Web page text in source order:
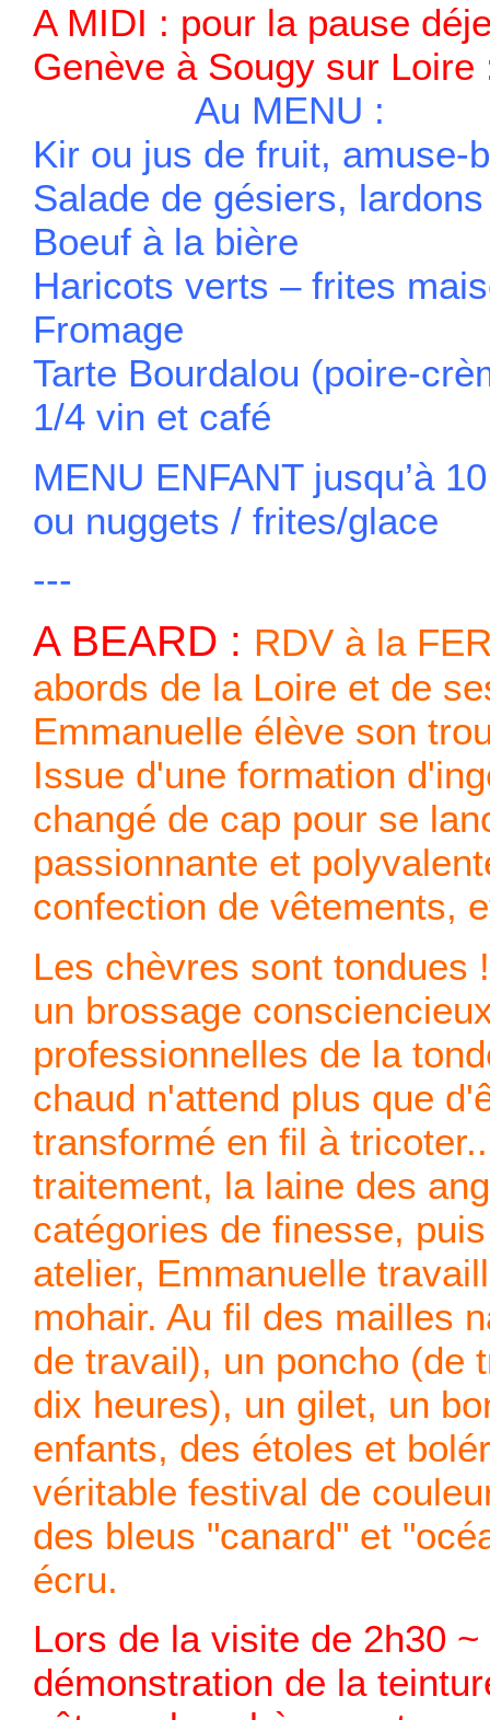
A MIDI : pour la pause
Genève à Sougy sur Loire
Au MENU :
Kir ou jus de fruit, amuse-
Salade de gésiers, lardons
Boeuf à la bière
Haricots verts – frites
Fromage
Tarte Bourdalou (poire-
1/4 vin et café
MENU ENFANT jusqu’à
ou nuggets / frites/glace
---
A BEARD : RDV à la
abords de la Loire et de
Emmanuelle élève son
Issue d'une formation
changé de cap pour se
passionnante et
confection de vêtements,
Les chèvres sont tondues
un brossage
professionnelles de la
chaud n'attend plus que
transformé en fil à
traitement, la laine des
catégories de finesse,
atelier, Emmanuelle
mohair. Au fil des mailles
de travail), un poncho (de
dix heures), un gilet, un
enfants, des étoles et
véritable festival de
des bleus "canard" et
écru.
Lors de la visite de 2h30
démonstration de la